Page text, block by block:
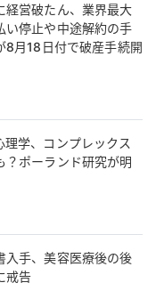
経営破たん、業界最大
い停止や中途解約の手
8月18日付で破産手続開
学、コンプレックス
？ポーランド研究が明
入手、美容医療後の後
戒告